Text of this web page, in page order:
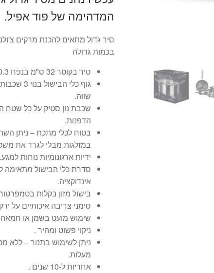
היה:
₪799.
הוא:
₪289.
המדהימה של פוד אפיל.
סיר גדול מתאים להכנת מרקים
בכמות גדולה
סיר בקוטר 32 ס"מ בנפח 10.3 ליטר
גוף כלי
שווה.
שכבת נון סטיק על כל שטח
הדפנות.
בטוח לכלי מתכת – ניתן
במזלגות מבלי לגרד את
ידיות ארגונומיות נוחות למגע.
סדרת כלי הבישול מתאימה
אינדוקציה.
בישול מזון בקלות
סימני צריבה איכותיים על
שימוש מועט בשמן או
ניקוי פשוט ומהיר .
מעלות.
אחריות ל-10 שנים .